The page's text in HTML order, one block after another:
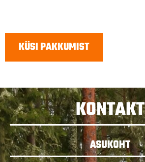
KÜSI PAKKUMIST
KONTAKT
ASUKOHT